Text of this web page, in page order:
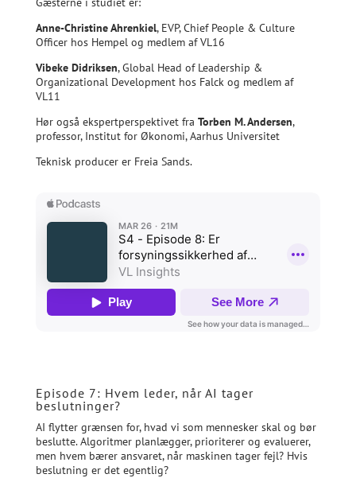
Anne-Christine Ahrenkiel, EVP, Chief People & Culture
Officer hos Hempel og medlem af VL16
Vibeke Didriksen, Global Head of Leadership &
Organizational Development hos Falck og medlem af
VL11
Hør også ekspertperspektivet fra Torben M. Andersen,
professor, Institut for Økonomi, Aarhus Universitet
Teknisk producer er Freia Sands.
Episode 7: Hvem leder, når AI tager
beslutninger?
AI flytter grænsen for, hvad vi som mennesker skal og bør
beslutte. Algoritmer planlægger, prioriterer og evaluerer,
men hvem bærer ansvaret, når maskinen tager fejl? Hvis
beslutning er det egentlig?